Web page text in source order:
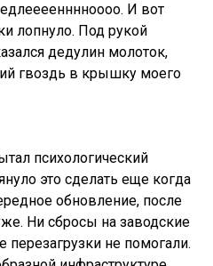
И вот
лопнуло. Под рукой
дедулин молоток,
гвоздь в крышку моего
психологический
это сделать еще когда
обновление, после
Ни сбросы на заводские
перезагрузки не помогали.